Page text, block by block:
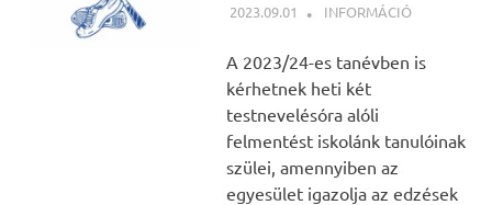
2023.09.01 BÁRTFAI JUDIT
INFORMÁCIÓ
A 2023/24-es tanévben is
kérhetnek heti két
testnevelésóra alóli
felmentést iskolánk tanulóinak
szülei, amennyiben az
egyesület igazolja az edzések